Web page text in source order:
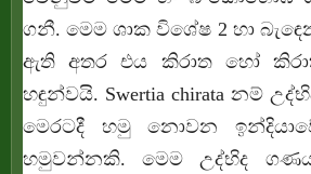
ගනී. මෙම ශාක විශේෂ 2 හා
ඇති අතර එය කිරාත හෝ
හඳුන්වයි. Swertia chirata නම්
මෙරටදී හමු නොවන
හමුවන්නකි. මෙම උද්භිද